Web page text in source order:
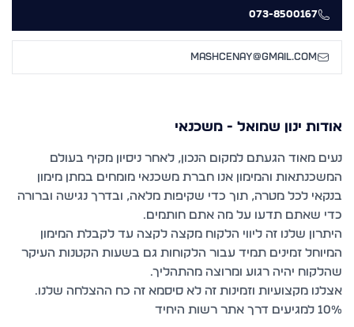
073-8500167
Mashcenay@gmail.com
אודות ינון שמואל - משכנאי
נעים מאוד הגעתם למקום הנכון, לאחר ניסיון מקיף בעולם
המשכנתאות והמימון אנו חברת משכנאי מומחים במתן מימון
בנקאי לכל מטרה, תוך כדי שקיפות מלאה, ובדרך נגישה וברורה
היתרון שלנו זה ליווי הלקוח מקצה לקצה עד לקבלת המימון
המיוחל זמינים תמיד עבור הלקוחות גם בשעות הקטנות העיקר
10% למגיעים דרך אתר רשות היחיד